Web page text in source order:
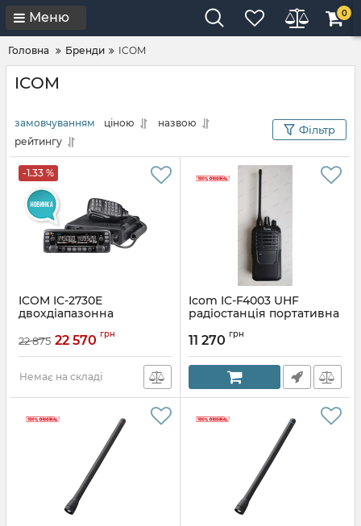
Меню 0
Головна Бренди ICOM
ICOM
замовчуванням ціною
назвою
рейтингу
Фільтр
-1.33 %
ICOM IC-2730E
двохдіапазонна
інверсійним екраном
Артикул:IC-2730B
22 875 22 570 грн
Немає на складі
Icom IC-F4003 UHF
радіостанція портативна
11 270 грн